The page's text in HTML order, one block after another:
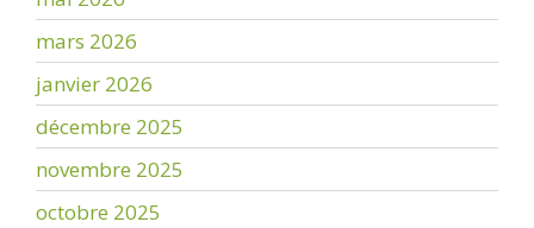
mars 2026
janvier 2026
décembre 2025
novembre 2025
octobre 2025